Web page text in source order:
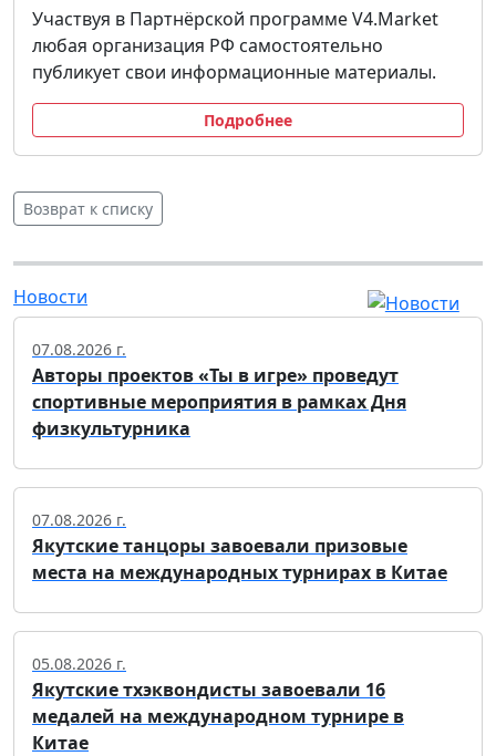
Участвуя в Партнёрской программе V4.Market
любая организация РФ самостоятельно
публикует свои информационные материалы.
Подробнее
Возврат к списку
Новости
07.08.2026 г.
Авторы проектов «Ты в игре» проведут
спортивные мероприятия в рамках Дня
физкультурника
07.08.2026 г.
Якутские танцоры завоевали призовые
места на международных турнирах в Китае
05.08.2026 г.
Якутские тхэквондисты завоевали 16
медалей на международном турнире в
Китае